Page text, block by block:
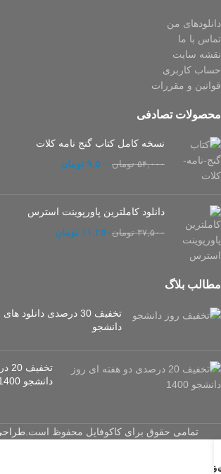
دانلودهای من
تماس با ما
نقشه سایت
حساب کاربری
قوانین و مقررات
محصولات تصادفی
نسخه کامل کتاب گنج نامه کلات
۵۴,۰۰۰ تومان ۹,۵۰۰ تومان
دانلود کاملترین پاورپوینت استرس
۳۷,۵۰۰ تومان ۱۱,۲۵۰ تومان
مطالب بلاگ
تخفیف 30 درصدی
دانشجو
دانشجو 1400
تمامی حقوق برای کاکوفایل محفوظ است.
واتساپ
تلگرام